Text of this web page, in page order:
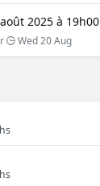
2025 à 19h00
Wed 20 Aug